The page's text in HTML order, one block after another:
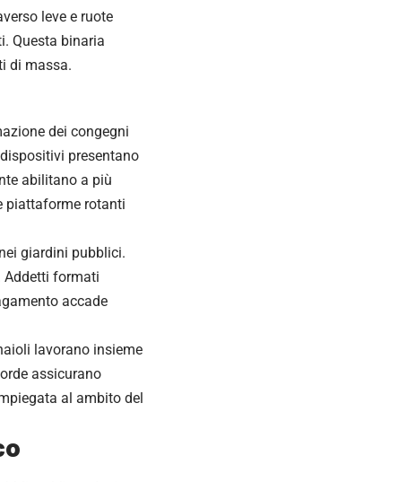
leve e ruote
Questa binaria
di massa.
dei congegni
presentano
abilitano a più
piattaforme rotanti
giardini pubblici.
Addetti formati
accade
lavorano insieme
assicurano
al ambito del